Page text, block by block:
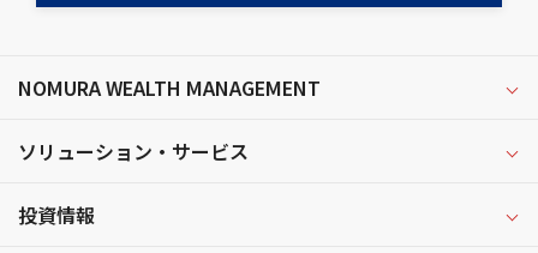
NOMURA WEALTH MANAGEMENT
ソリューション・サービス
投資情報